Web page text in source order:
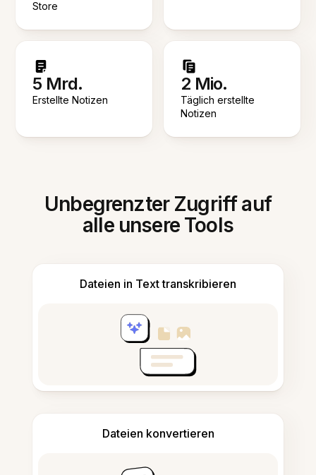
Store
5 Mrd.
Erstellte Notizen
2 Mio.
Täglich erstellte
Notizen
Unbegrenzter Zugriff auf
alle unsere Tools
Dateien in Text transkribieren
Dateien konvertieren